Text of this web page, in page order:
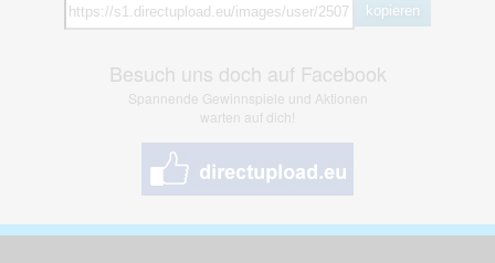
kopieren
Besuch uns doch auf Facebook
Spannende Gewinnspiele und Aktionen
warten auf dich!